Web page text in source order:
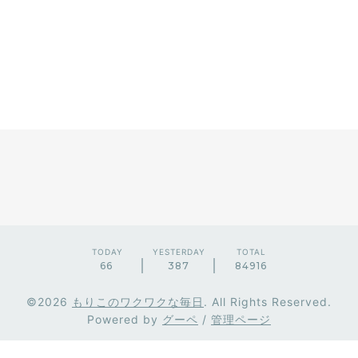
TODAY
66
YESTERDAY
387
TOTAL
84916
©2026 もりこのワクワクな毎日 . All Rights Reserved.
Powered by グーペ / 管理ページ